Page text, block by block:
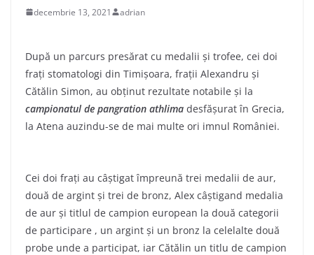
decembrie 13, 2021 adrian
După un parcurs presărat cu medalii şi trofee, cei doi
fraţi stomatologi din Timişoara, fraţii Alexandru şi
Cătălin Simon, au obţinut rezultate notabile şi la
campionatul de pangration athlima desfăşurat în Grecia,
la Atena auzindu-se de mai multe ori imnul României.
Cei doi fraţi au câştigat împreună trei medalii de aur,
două de argint şi trei de bronz, Alex câştigand medalia
de aur şi titlul de campion european la două categorii
de participare , un argint și un bronz la celelalte două
probe unde a participat, iar Cătălin un titlu de campion